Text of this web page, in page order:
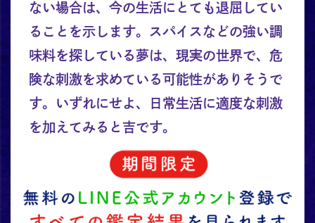
ない場合は、今の生活にとても退屈してい
ることを示します。スパイスなどの強い調
味料を探している夢は、現実の世界で、危
険な刺激を求めている可能性がありそうで
す。いずれにせよ、日常生活に適度な刺激
を加えてみると吉です。